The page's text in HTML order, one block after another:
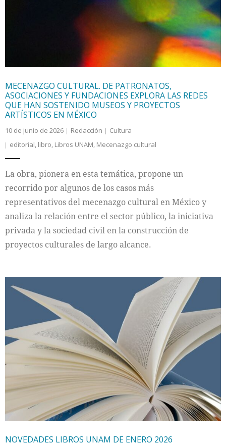
MECENAZGO CULTURAL. DE PATRONATOS,
ASOCIACIONES Y FUNDACIONES EXPLORA LAS REDES
QUE HAN SOSTENIDO MUSEOS Y PROYECTOS
ARTÍSTICOS EN MÉXICO
10 de junio de 2026 Redacción
Cultura
editorial, libro, Libros UNAM, Mecenazgo cultural
La obra, pionera en esta temática, propone un
recorrido por algunos de los casos más
representativos del mecenazgo cultural en México y
analiza la relación entre el sector público, la iniciativa
privada y la sociedad civil en la construcción de
proyectos culturales de largo alcance.
NOVEDADES LIBROS UNAM DE ENERO 2026